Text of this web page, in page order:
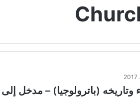
وتاريخه (باترولوجيا) – مدخل إلى